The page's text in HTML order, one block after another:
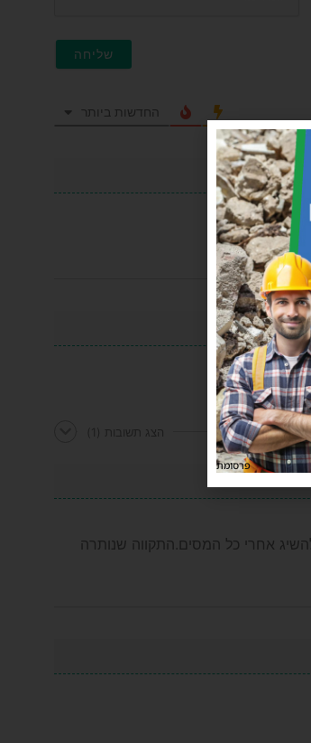
החדשות ביותר
הצג תשובות (1)
אחרי כל המסים.התקווה שנותרה
פרסומת